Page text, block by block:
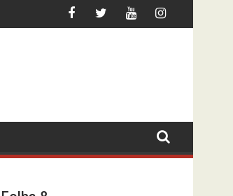
PÉLEI CONTRA AS “FAKE NEWS”? MPLA